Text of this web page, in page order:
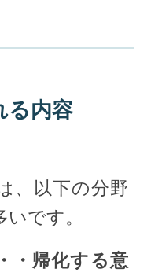
る内容
、以下の分野
です。
・帰化する意